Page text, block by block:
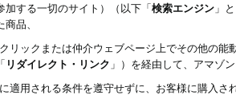
加する一切のサイト）（以下「検索エンジン 」
品、
リックまたは仲介ウェブページ上でその他の
リダイレクト・リンク 」）を経由して、アマゾ
適用される条件を遵守せずに、お客様に購入さ